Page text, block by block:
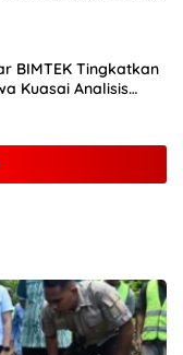
BIMTEK Tingkatkan
Kuasai Analisis